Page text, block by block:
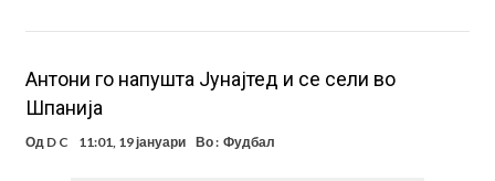
Антони го напушта Јунајтед и се сели во
Шпанија
Од D C 11:01, 19 јануари Во : Фудбал